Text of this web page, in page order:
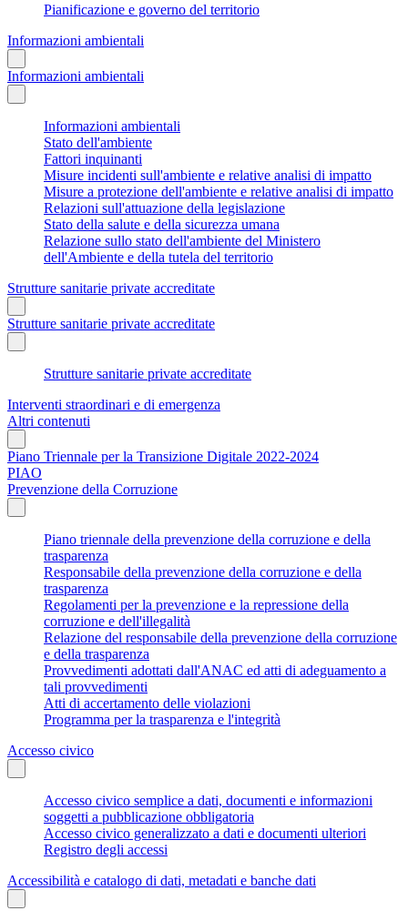
Pianificazione e governo del territorio
Informazioni ambientali
Informazioni ambientali
Informazioni ambientali
Stato dell'ambiente
Fattori inquinanti
Misure incidenti sull'ambiente e relative analisi di impatto
Misure a protezione dell'ambiente e relative analisi di impatto
Relazioni sull'attuazione della legislazione
Stato della salute e della sicurezza umana
Relazione sullo stato dell'ambiente del Ministero
dell'Ambiente e della tutela del territorio
Strutture sanitarie private accreditate
Strutture sanitarie private accreditate
Strutture sanitarie private accreditate
Interventi straordinari e di emergenza
Altri contenuti
Piano Triennale per la Transizione Digitale 2022-2024
PIAO
Prevenzione della Corruzione
Piano triennale della prevenzione della corruzione e della
trasparenza
Responsabile della prevenzione della corruzione e della
trasparenza
Regolamenti per la prevenzione e la repressione della
corruzione e dell'illegalità
Relazione del responsabile della prevenzione della corruzione
e della trasparenza
Provvedimenti adottati dall'ANAC ed atti di adeguamento a
tali provvedimenti
Atti di accertamento delle violazioni
Programma per la trasparenza e l'integrità
Accesso civico
Accesso civico semplice a dati, documenti e informazioni
soggetti a pubblicazione obbligatoria
Accesso civico generalizzato a dati e documenti ulteriori
Registro degli accessi
Accessibilità e catalogo di dati, metadati e banche dati